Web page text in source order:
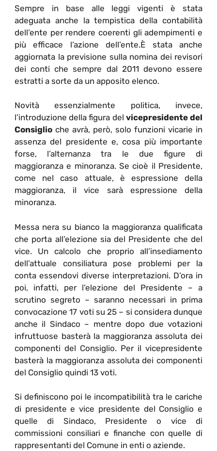
Sempre in base alle leggi vigenti è stata
adeguata anche la tempistica della contabilità
dell’ente per rendere coerenti gli adempimenti e
più efficace l’azione dell’ente.È stata anche
aggiornata la previsione sulla nomina dei revisori
dei conti che sempre dal 2011 devono essere
estratti a sorte da un apposito elenco.
Novità essenzialmente politica, invece,
l’introduzione della figura del vicepresidente del
Consiglio che avrà, però, solo funzioni vicarie in
assenza del presidente e, cosa più importante
forse, l’alternanza tra le due figure di
maggioranza e minoranza. Se cioè il Presidente,
come nel caso attuale, è espressione della
maggioranza, il vice sarà espressione della
minoranza.
Messa nera su bianco la maggioranza qualificata
che porta all’elezione sia del Presidente che del
vice. Un calcolo che proprio all’insediamento
dell’attuale consiliatura pose problemi per la
conta essendovi diverse interpretazioni. D’ora in
poi, infatti, per l’elezione del Presidente – a
scrutino segreto – saranno necessari in prima
convocazione 17 voti su 25 – si considera dunque
anche il Sindaco – mentre dopo due votazioni
infruttuose basterà la maggioranza assoluta dei
componenti del Consiglio. Per il vicepresidente
basterà la maggioranza assoluta dei componenti
del Consiglio quindi 13 voti.
Si definiscono poi le incompatibilità tra le cariche
di presidente e vice presidente del Consiglio e
quelle di Sindaco, Presidente o vice di
commissioni consiliari e finanche con quelle di
rappresentanti del Comune in enti o aziende.